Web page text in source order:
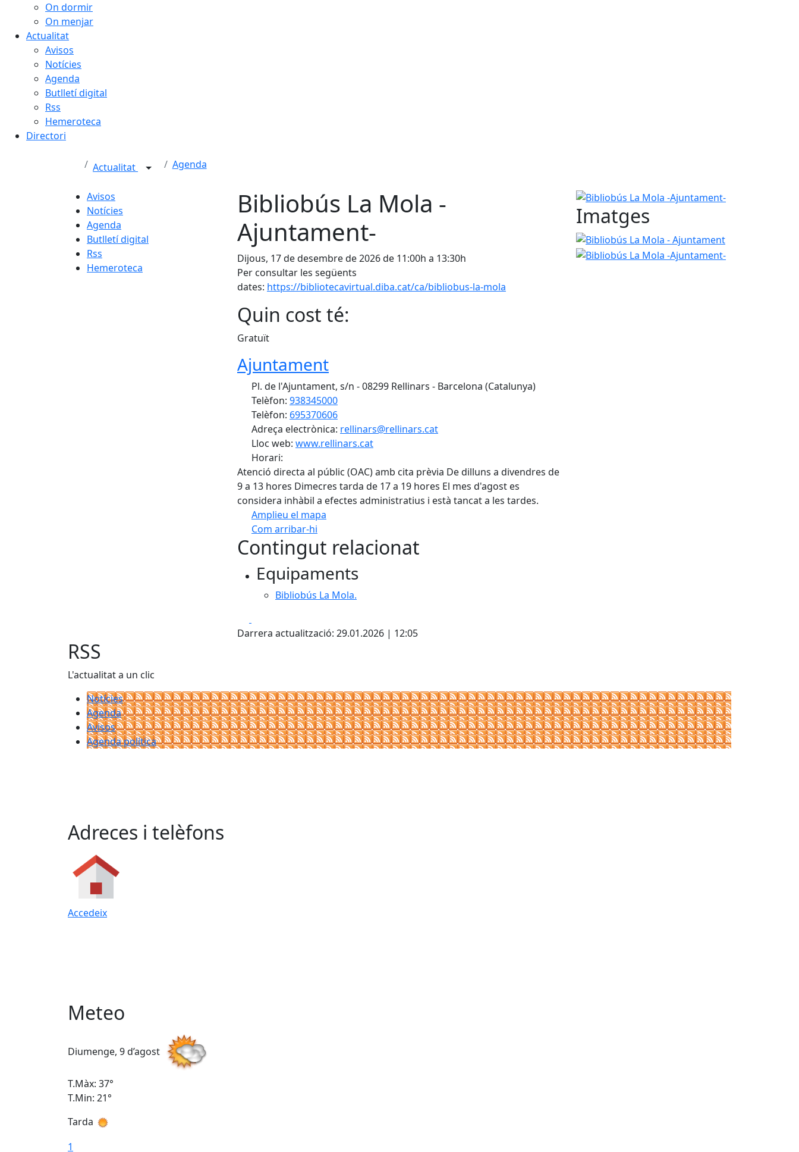
On dormir
On menjar
Actualitat
Avisos
Notícies
Agenda
Butlletí digital
Rss
Hemeroteca
Directori
Actualitat Agenda
Avisos
Notícies
Agenda
Butlletí digital
Rss
Hemeroteca
Bibliobús La Mola -
Ajuntament-
Dijous, 17 de desembre de 2026 de 11:00h a 13:30h
Per consultar les següents
dates: https://bibliotecavirtual.diba.cat/ca/bibliobus-la-mola
Quin cost té:
Gratuït
Ajuntament
Pl. de l'Ajuntament, s/n - 08299 Rellinars - Barcelona (Catalunya)
Telèfon: 938345000
Telèfon: 695370606
Adreça electrònica: rellinars@rellinars.cat
Lloc web: www.rellinars.cat
Horari:
Atenció directa al públic (OAC) amb cita prèvia De dilluns a divendres de
9 a 13 hores Dimecres tarda de 17 a 19 hores El mes d'agost es
considera inhàbil a efectes administratius i està tancat a les tardes.
Amplieu el mapa
Com arribar-hi
+
Contingut relacionat
Equipaments
Bibliobús La Mola.
Darrera actualització: 29.01.2026 | 12:05
Bibliobús La Mola -Ajuntament-
Imatges
Bibliobús La Mola - Ajuntament Bibliobús La
RSS
L'actualitat a un clic
Notícies
Agenda
Avisos
Agenda política
Adreces i telèfons
Accedeix
Meteo
Diumenge, 9 d’agost
T.Màx: 37°
T.Min: 21°
Tarda
1